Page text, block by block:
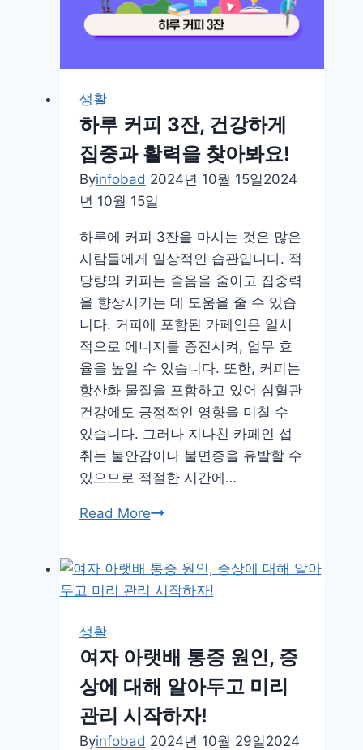
생활
하루 커피 3잔, 건강하게
집중과 활력을 찾아봐요!
Byinfobad 2024년 10월 15일2024
년 10월 15일
하루에 커피 3잔을 마시는 것은 많은
사람들에게 일상적인 습관입니다. 적
당량의 커피는 졸음을 줄이고 집중력
을 향상시키는 데 도움을 줄 수 있습
니다. 커피에 포함된 카페인은 일시
적으로 에너지를 증진시켜, 업무 효
율을 높일 수 있습니다. 또한, 커피는
항산화 물질을 포함하고 있어 심혈관
건강에도 긍정적인 영향을 미칠 수
있습니다. 그러나 지나친 카페인 섭
취는 불안감이나 불면증을 유발할 수
있으므로 적절한 시간에…
Read More하
피
3
강
하
게
집
생활
여자 아랫배 통증 원인, 증
상에 대해 알아두고 미리
관리 시작하자!
Byinfobad 2024년 10월 29일2024